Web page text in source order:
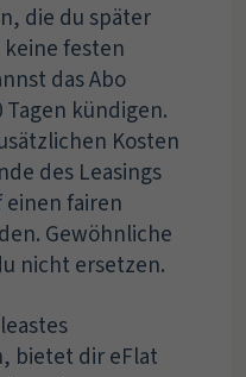
die du später
festen
das Abo
kündigen.
Kosten
des Leasings
fairen
Gewöhnliche
nicht ersetzen.
bietet dir eFlat